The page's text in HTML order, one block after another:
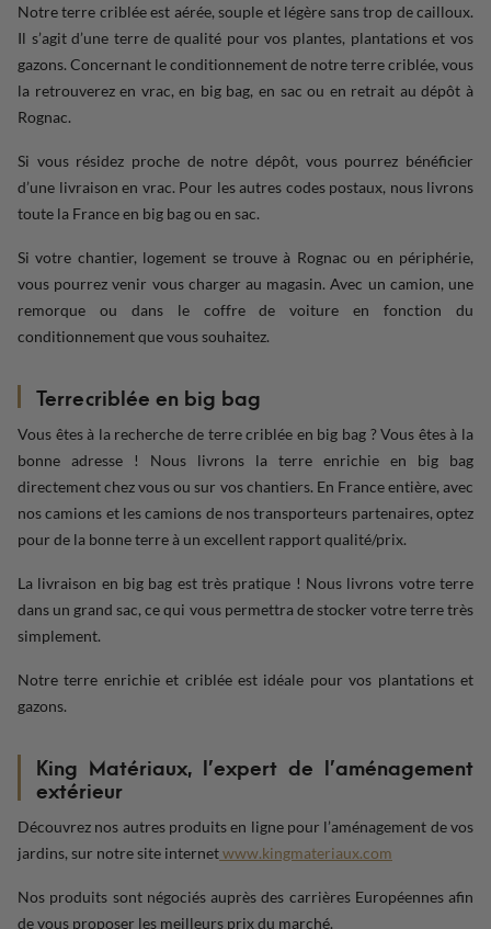
Notre terre criblée est aérée, souple et légère sans trop de cailloux.
Il s’agit d’une terre de qualité pour vos plantes, plantations et vos
gazons. Concernant le conditionnement de notre terre criblée, vous
la retrouverez en vrac, en big bag, en sac ou en retrait au dépôt à
Rognac.
Si vous résidez proche de notre dépôt, vous pourrez bénéficier
d’une livraison en vrac. Pour les autres codes postaux, nous livrons
toute la France en big bag ou en sac.
Si votre chantier, logement se trouve à Rognac ou en périphérie,
vous pourrez venir vous charger au magasin. Avec un camion, une
remorque ou dans le coffre de voiture en fonction du
conditionnement que vous souhaitez.
Terrecriblée en big bag
Vous êtes à la recherche de terre criblée en big bag ? Vous êtes à la
bonne adresse ! Nous livrons la terre enrichie en big bag
directement chez vous ou sur vos chantiers. En France entière, avec
nos camions et les camions de nos transporteurs partenaires, optez
pour de la bonne terre à un excellent rapport qualité/prix.
La livraison en big bag est très pratique ! Nous livrons votre terre
dans un grand sac, ce qui vous permettra de stocker votre terre très
simplement.
Notre terre enrichie et criblée est idéale pour vos plantations et
gazons.
King Matériaux, l’expert de l’aménagement
extérieur
Découvrez nos autres produits en ligne pour l’aménagement de vos
jardins, sur notre site internetwww.kingmateriaux.com
Nos produits sont négociés auprès des carrières Européennes afin
de vous proposer les meilleurs prix du marché.